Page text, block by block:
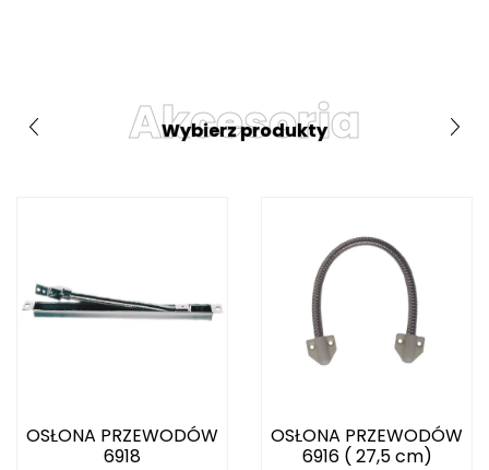
Akcesoria
Wybierz produkty
OSŁONA PRZEWODÓW
6918
OSŁONA PRZEWODÓW
6916 ( 27,5 cm)